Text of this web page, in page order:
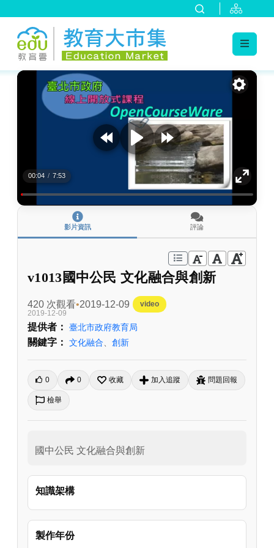
:::
00:04 / 7:53
影片資訊 評論
v1013國中公民 文化融合與創新
420 次觀看 2019-12-09
video
2019-12-09
提供者： 臺北市政府教育局
關鍵字： 文化融合 創新
0 0 收藏 加入追蹤 問題回報
檢舉
國中公民 文化融合與創新
知識架構
製作年份